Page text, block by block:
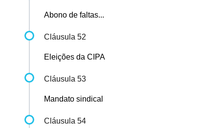
Abono de faltas...
Cláusula 52
Eleições da CIPA
Cláusula 53
Mandato sindical
Cláusula 54